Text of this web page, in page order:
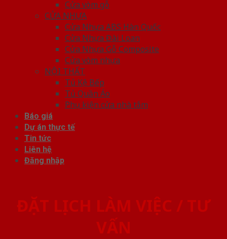
Cửa vòm gỗ
CỬA NHỰA
Cửa Nhựa ABS Hàn Quốc
Cửa Nhựa Đài Loan
Cửa Nhựa Gỗ Composite
Cửa vòm nhựa
NỘI THẤT
Tủ Kệ Bếp
Tủ Quần Áo
Phụ kiện cửa nhà tắm
Báo giá
Dự án thực tế
Tin tức
Liên hệ
Đăng nhập
ĐẶT LỊCH LÀM VIỆC / TƯ
VẤN